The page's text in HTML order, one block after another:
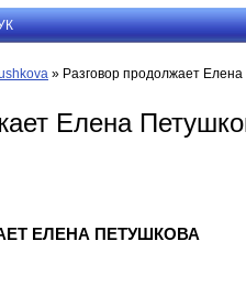
» Разговор продолжает
Елена
ЕЛЕНА ПЕТУШКОВА